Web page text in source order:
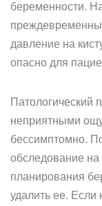
беременности.
давление на
опасно для
Патологический
неприятными
бессимптомно.
обследование на
планирования
удалить ее. Если